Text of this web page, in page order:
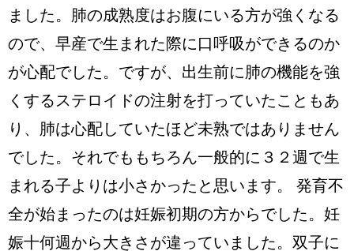
ました。肺の成熟度はお腹にいる方が強くなる
ので、早産で生まれた際に口呼吸ができるのか
が心配でした。ですが、出生前に肺の機能を強
くするステロイドの注射を打っていたこともあ
り、肺は心配していたほど未熟ではありません
でした。それでももちろん一般的に３２週で生
まれる子よりは小さかったと思います。 発育不
全が始まったのは妊娠初期の方からでした。妊
娠十何週から大きさが違っていました。双子に